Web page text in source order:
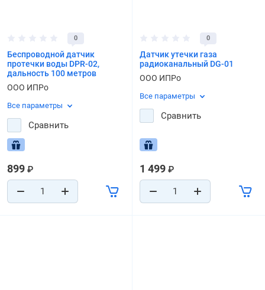
0
Беспроводной датчик
протечки воды DPR-02,
дальность 100 метров
ООО ИПРо
Все параметры
Сравнить
899 ₽
0
Датчик утечки газа
радиоканальный DG-01
ООО ИПРо
Все параметры
Сравнить
1 499 ₽